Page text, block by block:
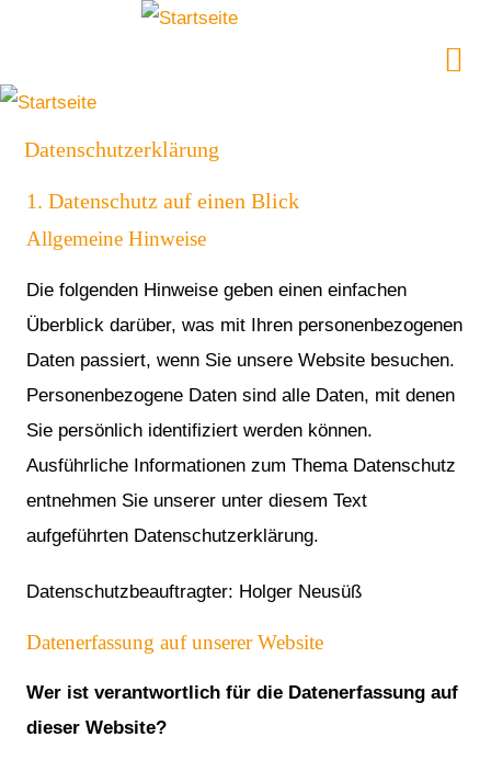
Datenschutzerklärung
1. Datenschutz auf einen Blick
Allgemeine Hinweise
Die folgenden Hinweise geben einen einfachen
Überblick darüber, was mit Ihren personenbezogenen
Daten passiert, wenn Sie unsere Website besuchen.
Personenbezogene Daten sind alle Daten, mit denen
Sie persönlich identifiziert werden können.
Ausführliche Informationen zum Thema Datenschutz
entnehmen Sie unserer unter diesem Text
aufgeführten Datenschutzerklärung.
Datenschutzbeauftragter: Holger Neusüß
Datenerfassung auf unserer Website
Wer ist verantwortlich für die Datenerfassung auf
dieser Website?